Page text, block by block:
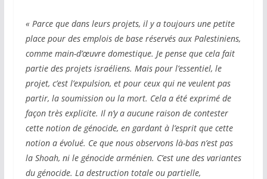
« Parce que dans leurs projets, il y a toujours une petite
place pour des emplois de base réservés aux Palestiniens,
comme main-d’œuvre domestique. Je pense que cela fait
partie des projets israéliens. Mais pour l’essentiel, le
projet, c’est l’expulsion, et pour ceux qui ne veulent pas
partir, la soumission ou la mort. Cela a été exprimé de
façon très explicite. Il n’y a aucune raison de contester
cette notion de génocide, en gardant à l’esprit que cette
notion a évolué. Ce que nous observons là-bas n’est pas
la Shoah, ni le génocide arménien. C’est une des variantes
du génocide. La destruction totale ou partielle,